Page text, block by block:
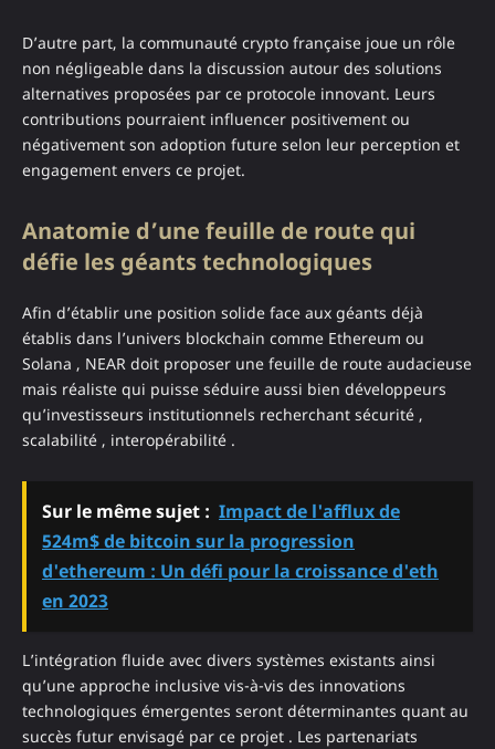
D’autre part, la communauté crypto française joue un rôle
non négligeable dans la discussion autour des solutions
alternatives proposées par ce protocole innovant. Leurs
contributions pourraient influencer positivement ou
négativement son adoption future selon leur perception et
engagement envers ce projet.
Anatomie d’une feuille de route qui
défie les géants technologiques
Afin d’établir une position solide face aux géants déjà
établis dans l’univers blockchain comme Ethereum ou
Solana , NEAR doit proposer une feuille de route audacieuse
mais réaliste qui puisse séduire aussi bien développeurs
qu’investisseurs institutionnels recherchant sécurité ,
scalabilité , interopérabilité .
Sur le même sujet : Impact de l'afflux de
524m$ de bitcoin sur la progression
d'ethereum : Un défi pour la croissance d'eth
en 2023
L’intégration fluide avec divers systèmes existants ainsi
qu’une approche inclusive vis-à-vis des innovations
technologiques émergentes seront déterminantes quant au
succès futur envisagé par ce projet . Les partenariats